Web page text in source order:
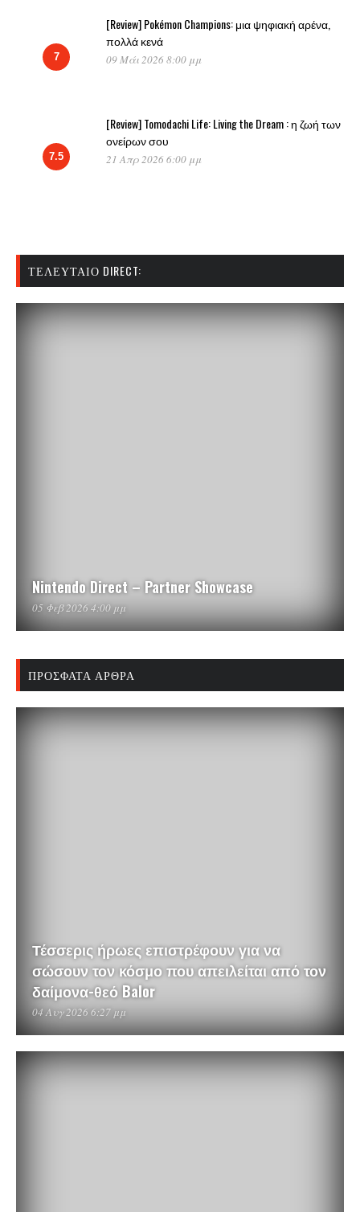
7
[Review] Pokémon Champions: μια ψηφιακή αρένα,
πολλά κενά
09 Μάι 2026 8:00 μμ
7.5
[Review] Tomodachi Life: Living the Dream : η ζωή των
ονείρων σου
21 Απρ 2026 6:00 μμ
ΤΕΛΕΥΤΑΊΟ DIRECT:
Nintendo Direct – Partner Showcase
05 Φεβ 2026 4:00 μμ
ΠΡΌΣΦΑΤΑ ΆΡΘΡΑ
Τέσσερις ήρωες επιστρέφουν για να
σώσουν τον κόσμο που απειλείται από τον
δαίμονα-θεό Balor
04 Αυγ 2026 6:27 μμ